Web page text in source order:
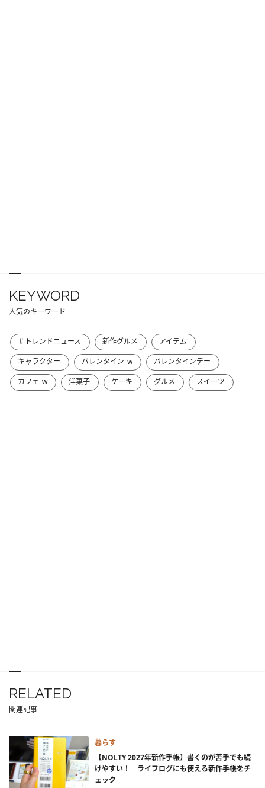
KEYWORD
人気のキーワード
＃トレンドニュース 新作グルメ
アイテム
キャラクター
バレンタイン_w
バレンタインデー
カフェ_w
洋菓子 ケーキ グルメ スイーツ
RELATED
関連記事
暮らす
【NOLTY 2027年新作手帳】書くのが苦手でも続
けやすい！ ライフログにも使える新作手帳をチ
ェック